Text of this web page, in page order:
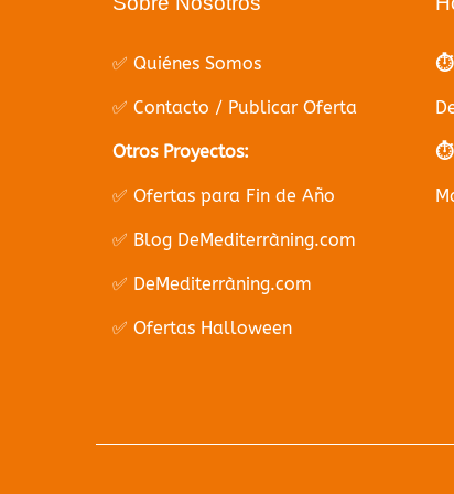
✅ Quiénes Somos
✅ Contacto / Publicar Oferta
Otros Proyectos:
✅ Ofertas para Fin de Año
✅ Blog DeMediterràning.com
✅ DeMediterràning.com
✅ Ofertas Halloween
⏱️
⏱️